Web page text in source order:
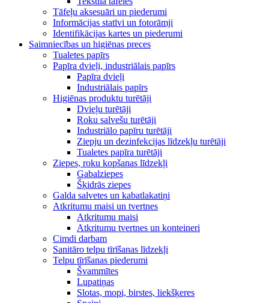
Tāfeļu aksesuāri un piederumi
Informācijas statīvi un fotorāmji
Identifikācijas kartes un piederumi
Saimniecības un higiēnas preces
Tualetes papīrs
Papīra dvieļi, industriālais papīrs
Papīra dvieļi
Industriālais papīrs
Higiēnas produktu turētāji
Dvieļu turētāji
Roku salvešu turētāji
Industriālo papīru turētāji
Ziepju un dezinfekcijas līdzekļu turētāji
Tualetes papīra turētāji
Ziepes, roku kopšanas līdzekļi
Gabalziepes
Šķidrās ziepes
Galda salvetes un kabatlakatiņi
Atkritumu maisi un tvertnes
Atkritumu maisi
Atkritumu tvertnes un konteineri
Cimdi darbam
Sanitāro telpu tīrīšanas līdzekļi
Telpu tīrīšanas piederumi
Švammītes
Lupatiņas
Slotas, mopi, birstes, liekšķeres